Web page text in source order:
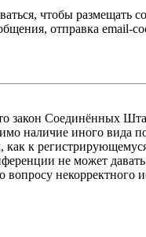
чтобы размещать
отправка email-
закон Соединённых
наличие иного вида
к
не может
некорректного